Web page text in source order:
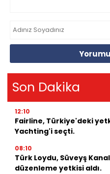
Son Dakika
12:10
Fairline, Türkiye'deki
Yachting'i seçti.
08:10
Türk Loydu, Süveyş
düzenleme yetkisi aldı.